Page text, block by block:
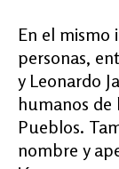
En el mismo
personas,
y Leonardo
humanos de
Pueblos.
nombre y